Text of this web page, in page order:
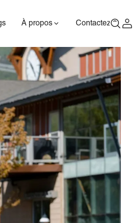
À propos Contactez-nous
ES600P